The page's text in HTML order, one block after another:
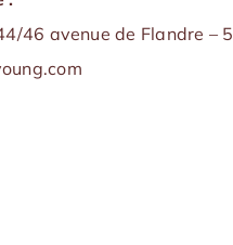
46 avenue de Flandre –